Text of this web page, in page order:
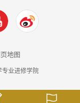
地图
业进修学院